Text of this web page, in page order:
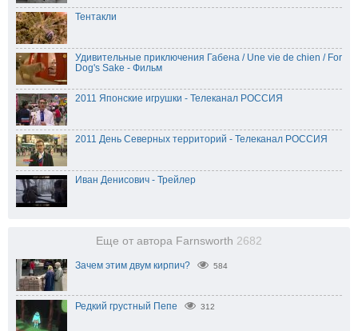
Тентакли
Удивительные приключения Габена / Une vie de chien / For
Dog's Sake - Фильм
2011 Японские игрушки - Телеканал РОССИЯ
2011 День Северных территорий - Телеканал РОССИЯ
Иван Денисович - Трейлер
Еще от автора Farnsworth 2682
Зачем этим двум кирпич? 584
Редкий грустный Пепе 312